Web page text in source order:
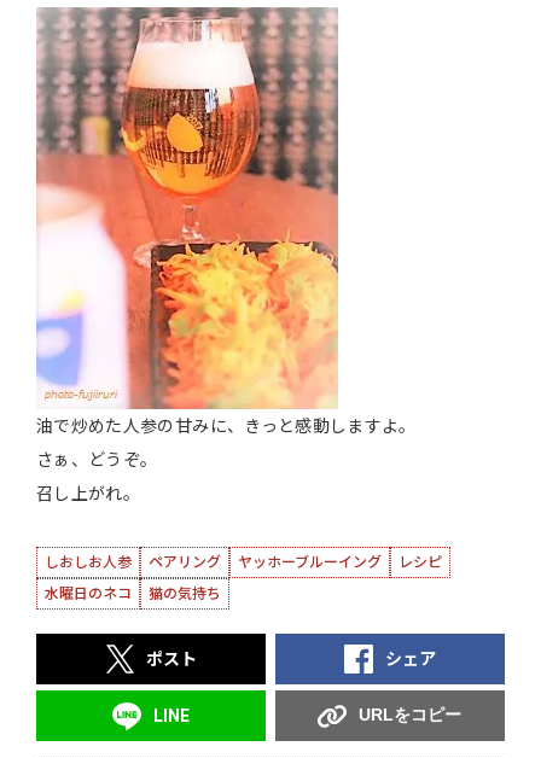
油で炒めた人参の甘みに、きっと感動しますよ。
さぁ、どうぞ。
召し上がれ。
しおしお人参 ペアリング ヤッホーブルーイング
レシピ
水曜日のネコ
猫の気持ち
ポスト シェア
LINE URLをコピー